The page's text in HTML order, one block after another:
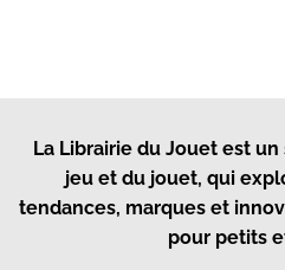
La Librairie du Jouetest un
jeu et du jouet, qui
tendances, marques et
pour petits